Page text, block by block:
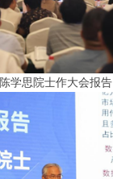
陈学思院士作大会报告